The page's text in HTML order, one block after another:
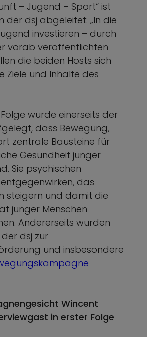
– Jugend – Sport“ ist
der dsj abgeleitet: „In die
investieren – durch
vorab veröffentlichten
die beiden Hosts sich
Ziele und Inhalte des
wurde einerseits der
dass Bewegung,
zentrale Bausteine für
Gesundheit junger
Sie psychischen
das
steigern und damit die
junger Menschen
Andererseits wurden
dsj zur
und insbesondere
Wincent
in erster Folge